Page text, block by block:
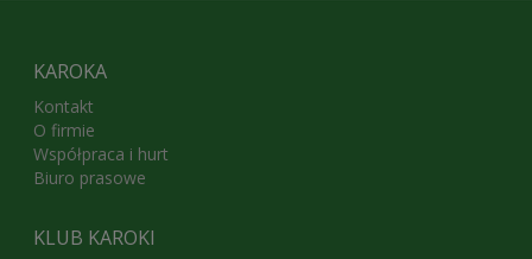
KAROKA
Kontakt
O firmie
Współpraca i hurt
Biuro prasowe
KLUB KAROKI